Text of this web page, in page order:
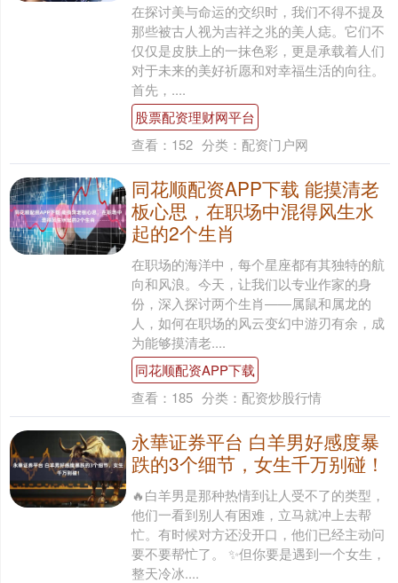
在探讨美与命运的交织时，我们不得不提及
那些被古人视为吉祥之兆的美人痣。它们不
仅仅是皮肤上的一抹色彩，更是承载着人们
对于未来的美好祈愿和对幸福生活的向往。
首先，....
股票配资理财网平台
查看： 152 分类： 配资门户网
同花顺配资APP下载 能摸清老
板心思，在职场中混得风生水
起的2个生肖
在职场的海洋中，每个星座都有其独特的航
向和风浪。今天，让我们以专业作家的身
份，深入探讨两个生肖——属鼠和属龙的
人，如何在职场的风云变幻中游刃有余，成
为能够摸清老....
同花顺配资APP下载
查看： 185 分类： 配资炒股行情
永華证券平台 白羊男好感度暴
跌的3个细节，女生千万别碰！
🔥白羊男是那种热情到让人受不了的类型，
他们一看到别人有困难，立马就冲上去帮
忙。有时候对方还没开口，他们已经主动问
要不要帮忙了。 ✨但你要是遇到一个女生，
整天冷冰....